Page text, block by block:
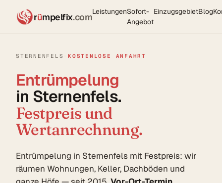
rümpelfix.comLeistungenSofort-
Angebot
EinzugsgebietBlog
STERNENFELS ·KOSTENLOSE ANFAHRT
Entrümpelung
in Sternenfels.
Festpreis und
Wertanrechnung.
Entrümpelung in Sternenfels mit Festpreis: wir
räumen Wohnungen, Keller, Dachböden und